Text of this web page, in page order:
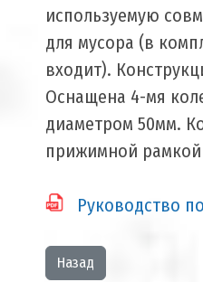
используемую
для мусора (в
входит).
Оснащена 4-мя
диаметром 50мм.
прижимной рамкой
Руководство